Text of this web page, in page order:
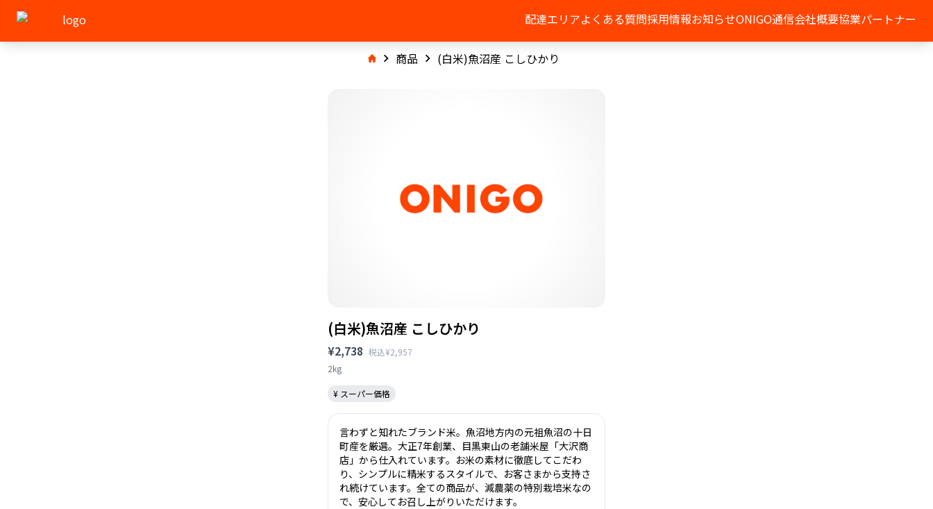
配達エリアよくある質問採用情報お知らせONIGO通信会社概要協業パートナー
商品 (白米)魚沼産 こしひかり
(白米)魚沼産 こしひかり
¥2,738 税込¥2,957
2kg
¥ スーパー価格
言わずと知れたブランド米。魚沼地方内の元祖魚沼の十日
町産を厳選。大正7年創業、目黒東山の老舗米屋「大沢商
店」から仕入れています。お米の素材に徹底してこだわ
り、シンプルに精米するスタイルで、お客さまから支持さ
れ続けています。全ての商品が、減農薬の特別栽培米なの
で、安心してお召し上がりいただけます。